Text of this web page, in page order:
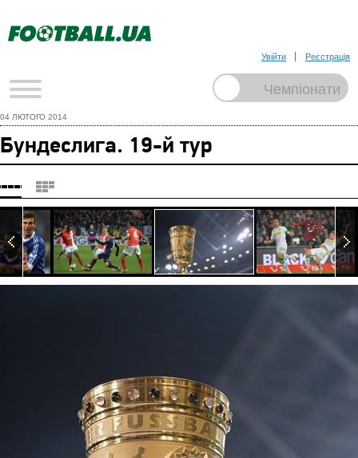
Увійти Реєстрація
04 ЛЮТОГО 2014
Бундеслига. 19-й тур